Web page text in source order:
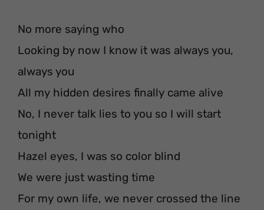
No more saying who
Looking by now I know it was always you,
always you
All my hidden desires finally came alive
No, I never talk lies to you so I will start
tonight
Hazel eyes, I was so color blind
We were just wasting time
For my own life, we never crossed the line